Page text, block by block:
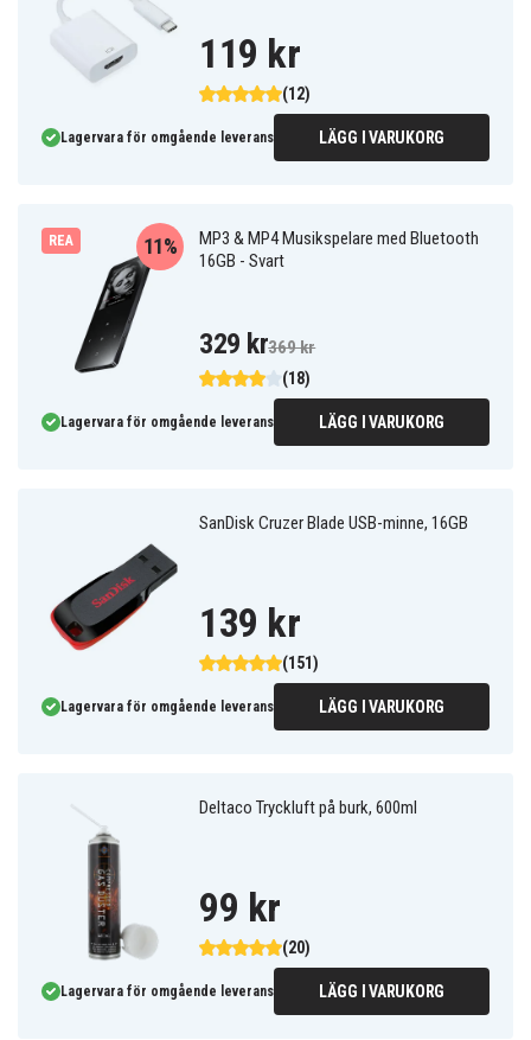
(12)
119 kr
Lagervara för omgående leverans LÄGG I VARUKORG
REA
MP3 & MP4 Musikspelare med Bluetooth
16GB - Svart
(18)
11%
329 kr369 kr
Lagervara för omgående leverans LÄGG I VARUKORG
SanDisk Cruzer Blade USB-minne, 16GB
(151)
139 kr
Lagervara för omgående leverans LÄGG I VARUKORG
Deltaco Tryckluft på burk, 600ml
(20)
99 kr
Lagervara för omgående leverans LÄGG I VARUKORG